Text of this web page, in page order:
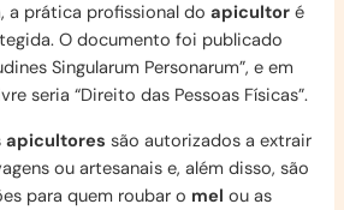
a prática profissional doapicultor é
O documento foi publicado
Singularum Personarum”, e em
seria “Direito das Pessoas Físicas”.
apicultores são autorizados a extrair
ou artesanais e, além disso, são
para quem roubar o mel ou as